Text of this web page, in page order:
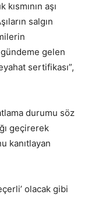
aşı
salgın
gündeme gelen
sertifikası”,
durumu söz
geçirerek
kanıtlayan
olacak gibi